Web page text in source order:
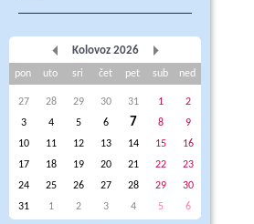
Kolovoz 2026
pon uto sri čet pet sub ned
27 28 29 30 31 1
2
3
4 5 6 7 8
9
10
11 12 13 14 15
16
17
18 19 20 21 22
23
24
25 26 27 28 29
30
31
1 2 3 4 5 6